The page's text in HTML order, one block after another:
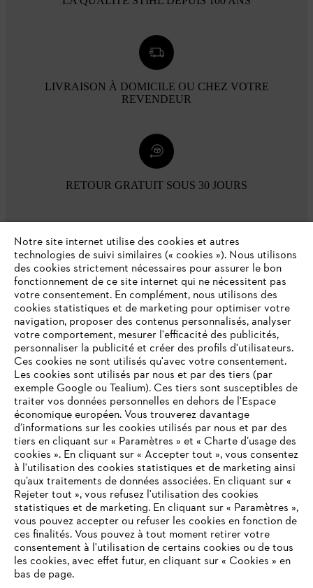
LIVRAISON À DOMICILE OU CHEZ VOTRE
REVENDEUR
RETOUR GRATUIT SOUS 30 JOURS
L'Entreprise
Questions / Réponses
Service
Conditions Générales de Vente
VOTRE NAVIGATEUR INTERNET
N'EST PLUS PRIS EN CHARGE
Vous utilisez un navigateur Internet que nous ne prenons plus
en charge, et certaines fonctionnalités de notre site ne
peuvent fonctionner correctement. Pour une utilisation
Notre site internet utilise des cookies et autres
technologies de suivi similaires (« cookies »). Nous utilisons
des cookies strictement nécessaires pour assurer le bon
fonctionnement de ce site internet qui ne nécessitent pas
votre consentement. En complément, nous utilisons des
cookies statistiques et de marketing pour optimiser votre
navigation, proposer des contenus personnalisés, analyser
votre comportement, mesurer l'efficacité des publicités,
personnaliser la publicité et créer des profils d'utilisateurs.
Ces cookies ne sont utilisés qu'avec votre consentement.
Les cookies sont utilisés par nous et par des tiers (par
exemple Google ou Tealium). Ces tiers sont susceptibles de
traiter vos données personnelles en dehors de l'Espace
économique européen. Vous trouverez davantage
d’informations sur les cookies utilisés par nous et par des
tiers en cliquant sur « Paramètres » et « Charte d’usage des
cookies ». En cliquant sur « Accepter tout », vous consentez
à l'utilisation des cookies statistiques et de marketing ainsi
qu’aux traitements de données associées. En cliquant sur «
Rejeter tout », vous refusez l'utilisation des cookies
statistiques et de marketing. En cliquant sur « Paramètres »,
vous pouvez accepter ou refuser les cookies en fonction de
ces finalités. Vous pouvez à tout moment retirer votre
consentement à l'utilisation de certains cookies ou de tous
les cookies, avec effet futur, en cliquant sur « Cookies » en
bas de page.